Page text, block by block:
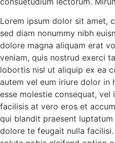
Lorem ipsum dolor sit amet,
sed diam nonummy nibh
dolore magna aliquam erat
veniam, quis nostrud exerci
lobortis nisl ut aliquip ex ea
autem vel eum iriure dolor in
esse molestie consequat,
facilisis at vero eros et
qui blandit praesent
dolore te feugait nulla